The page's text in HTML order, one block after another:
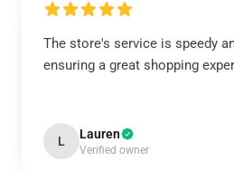
The store's service is speedy
ensuring a great shopping
L Lauren
Verified owner